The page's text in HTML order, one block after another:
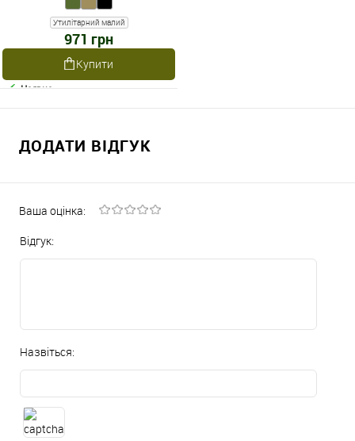
Утилітарний малий
971 грн
Купити
Наявне
ДОДАТИ ВІДГУК
Ваша оцінка:
Відгук:
Назвіться: